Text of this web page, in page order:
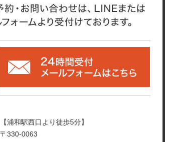
【浦和駅西口より徒歩5分】
〒330-0063